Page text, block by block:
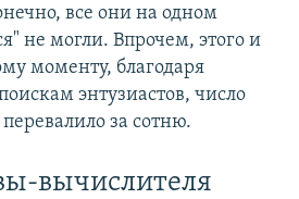
все они на одном
не могли. Впрочем, этого и
моменту, благодаря
энтузиастов, число
за сотню.
вычислителя